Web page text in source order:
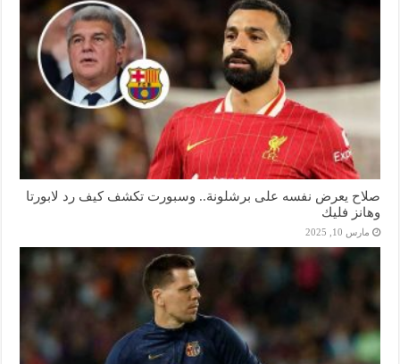
صلاح يعرض نفسه على برشلونة.. وسبورت تكشف كيف رد لابورتا
وهانز فليك
مارس 10, 2025